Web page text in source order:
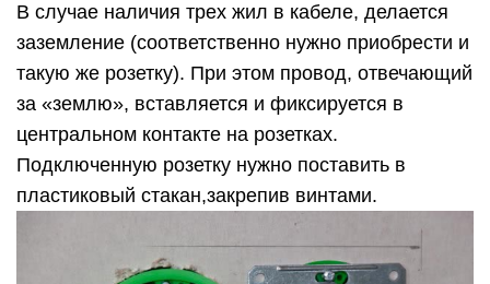
В случае наличия трех жил в кабеле, делается
заземление (соответственно нужно приобрести и
такую же розетку). При этом провод, отвечающий
за «землю», вставляется и фиксируется в
центральном контакте на розетках.
Подключенную розетку нужно поставить в
пластиковый стакан,закрепив винтами.